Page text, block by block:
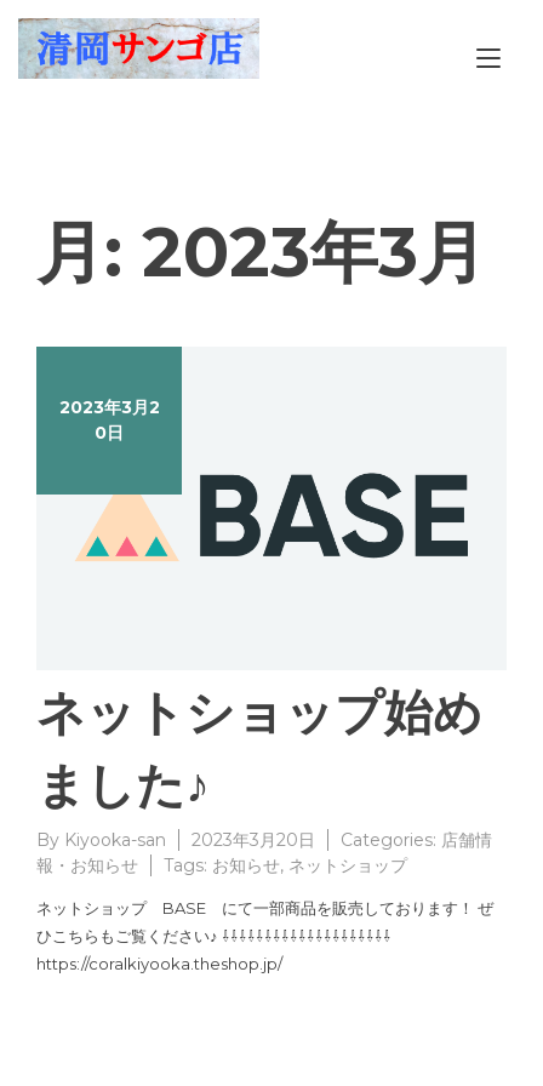
content
月: 2023年3月
2023年3月2
0日
ネットショップ始め
ました♪
By Kiyooka-san 2023年3月20日 Categories: 店舗情
報・お知らせ
Tags: お知らせ, ネットショップ
ネットショップ BASE にて一部商品を販売しております！ ぜ
ひこちらもご覧ください♪ ⇩⇩⇩⇩⇩⇩⇩⇩⇩⇩⇩⇩⇩⇩⇩⇩⇩⇩⇩⇩
https://coralkiyooka.theshop.jp/